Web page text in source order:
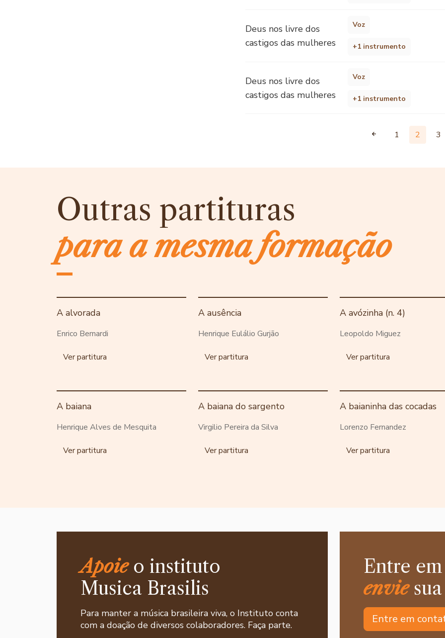
Deus nos livre dos
castigos das mulheres
Voz
+1 instrumento
Deus nos livre dos
castigos das mulheres
Voz
+1 instrumento
1 2 3
Outras partituras
para a mesma formação
A alvorada
Enrico Bernardi
Ver partitura
A ausência
Henrique Eulálio Gurjão
Ver partitura
A avózinha (n. 4)
Leopoldo Miguez
Ver partitura
A baiana
Henrique Alves de Mesquita
Ver partitura
A baiana do sargento
Virgilio Pereira da Silva
Ver partitura
A baianinha das cocadas
Lorenzo Fernandez
Ver partitura
Apoieo instituto
Musica Brasilis
Para manter a música brasileira viva, o Instituto conta
com a doação de diversos colaboradores. Faça parte.
Entre
enviesua
Entre em